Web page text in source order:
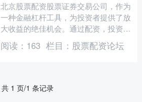
北京股票配资股票证券交易公司，作为
一种金融杠杆工具，为投资者提供了放
大收益的绝佳机会。通过配资，投资者
可以利用较少的资金撬动更大的投资规
模，从而获得更高的潜在收....
阅读： 163 栏目： 股票配资论坛
共 1 页/1 条记录